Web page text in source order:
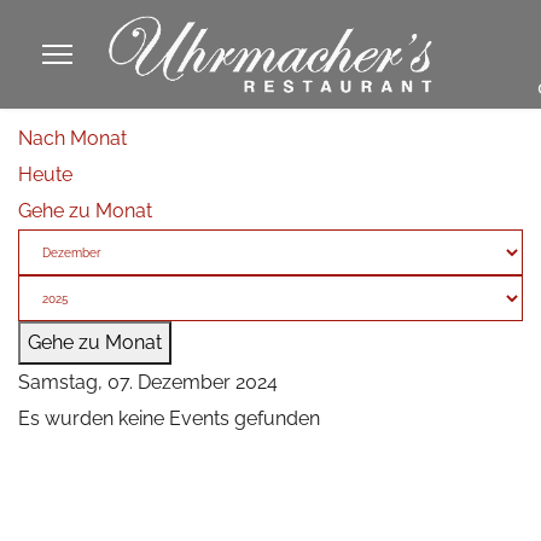
Nach Monat
Heute
Gehe zu Monat
Gehe zu Monat
Samstag, 07. Dezember 2024
Es wurden keine Events gefunden